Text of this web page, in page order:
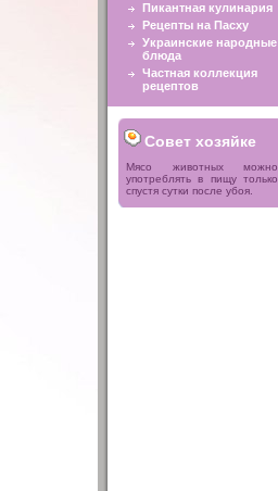
Пикантная кулинария
Рецепты на Пасху
Украинские народные
блюда
Частная коллекция
рецептов
Совет хозяйке
Мясо животных можно
употреблять в пищу только
спустя сутки после убоя.